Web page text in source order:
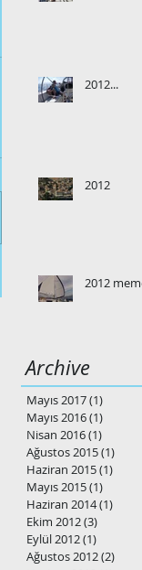
2012...
2012
2012
Archive
Mayıs 2017(1)
Mayıs 2016(1)
Nisan 2016(1)
Ağustos 2015(1)
Haziran 2015(1)
Mayıs 2015(1)
Haziran 2014(1)
Ekim 2012(3)
Eylül 2012(1)
Ağustos 2012(2)